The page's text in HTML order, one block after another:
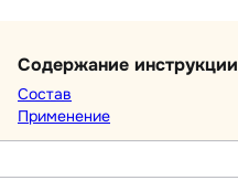
Содержание инструкции
Состав
Применение